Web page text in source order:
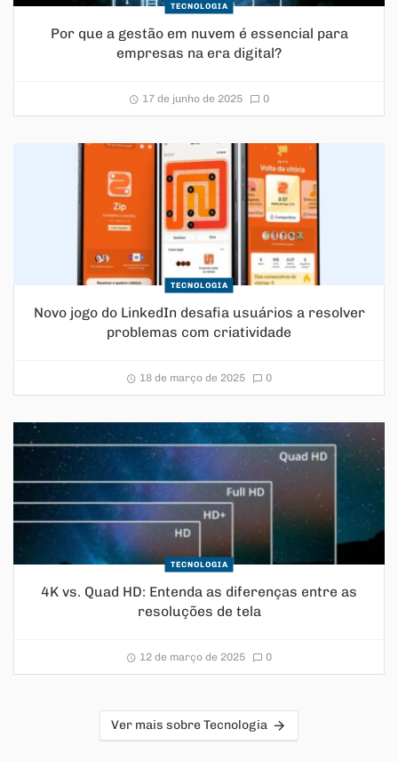
TECNOLOGIA
Por que a gestão em nuvem é essencial para
empresas na era digital?
17 de junho de 2025 0
TECNOLOGIA
Novo jogo do LinkedIn desafia usuários a resolver
problemas com criatividade
18 de março de 2025 0
TECNOLOGIA
4K vs. Quad HD: Entenda as diferenças entre as
resoluções de tela
12 de março de 2025 0
Ver mais sobre Tecnologia